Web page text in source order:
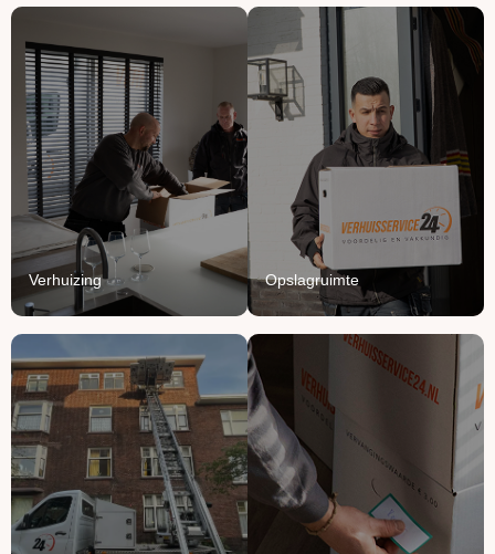
Verhuizing
Verhuizing
Uw inboedel van A naar
B verhuizen? Wij regelen
het van A tot Z.
Lees Meer
Opslagruimte
Opslagruimte
Jouw spullen staan bij
ons veilig, verwarmd en
beschermd.
Lees Meer
Verhuislift
huren
Breng je verhuizing naar
grote hoogte met onze
verhuisliften.
Logistiek
We vullen onze vrachten
aan met jouw meubels en
producten.